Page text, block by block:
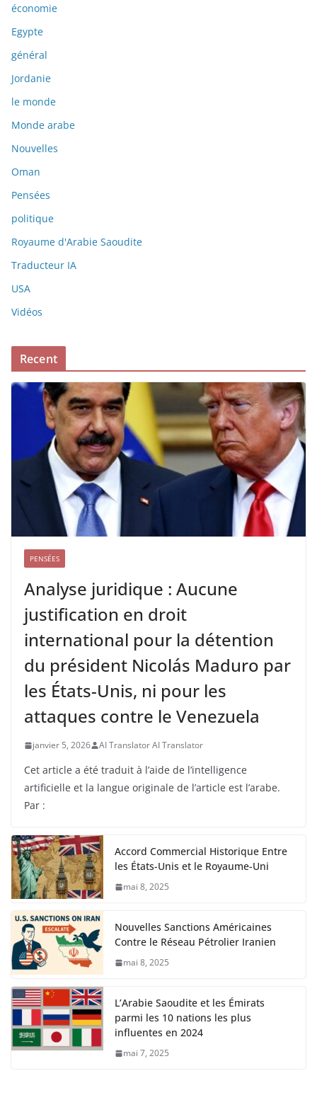
économie
Egypte
général
Jordanie
le monde
Monde arabe
Nouvelles
Oman
Pensées
politique
Royaume d'Arabie Saoudite
Traducteur IA
USA
Vidéos
Recent
PENSÉES
Analyse juridique : Aucune
justification en droit
international pour la détention
du président Nicolás Maduro par
les États-Unis, ni pour les
attaques contre le Venezuela
janvier 5, 2026 AI Translator AI Translator
Cet article a été traduit à l’aide de l’intelligence
artificielle et la langue originale de l’article est l’arabe.
Par :
Accord Commercial Historique Entre
les États-Unis et le Royaume-Uni
mai 8, 2025
Nouvelles Sanctions Américaines
Contre le Réseau Pétrolier Iranien
mai 8, 2025
L’Arabie Saoudite et les Émirats
parmi les 10 nations les plus
influentes en 2024
mai 7, 2025